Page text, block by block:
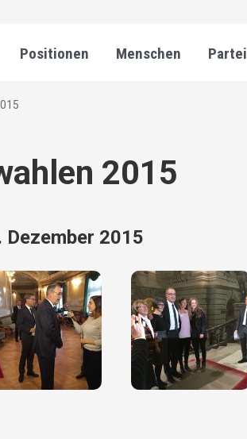
Positionen Menschen Partei
2015
2015